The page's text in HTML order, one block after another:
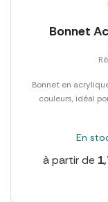
Bonnet
Bonnet en
couleurs, idéal
En
à partir de